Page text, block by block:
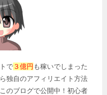
で３億円も稼いでしまった
独自のアフィリエイト方法
のブログで公開中！初心者